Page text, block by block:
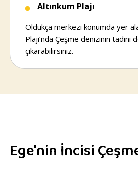
Altınkum Plajı
Oldukça merkezi konumda yer
Plajı’nda Çeşme denizinin tadını
çıkarabilirsiniz.
Ege'nin İncisi